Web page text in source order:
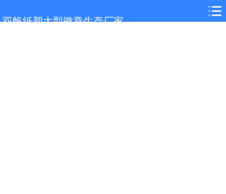
双帆纸塑大型徽章生产厂家
网站首页